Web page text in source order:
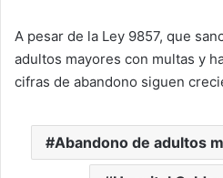
A pesar de la Ley 9857, que
adultos mayores con multas y
cifras de abandono siguen
Abandono de adultos